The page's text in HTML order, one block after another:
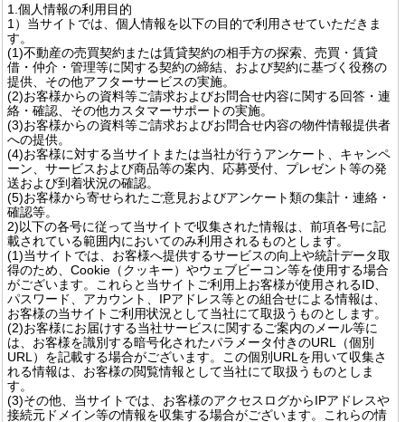
1.個人情報の利用目的
1）当サイトでは、個人情報を以下の目的で利用させていただきま
す。
(1)不動産の売買契約または賃貸契約の相手方の探索、売買・賃貸
借・仲介・管理等に関する契約の締結、および契約に基づく役務の
提供、その他アフターサービスの実施。
(2)お客様からの資料等ご請求およびお問合せ内容に関する回答・連
絡・確認、その他カスタマーサポートの実施。
(3)お客様からの資料等ご請求およびお問合せ内容の物件情報提供者
への提供。
(4)お客様に対する当サイトまたは当社が行うアンケート、キャンペ
ーン、サービスおよび商品等の案内、応募受付、プレゼント等の発
送および到着状況の確認。
(5)お客様から寄せられたご意見およびアンケート類の集計・連絡・
確認等。
2)以下の各号に従って当サイトで収集された情報は、前項各号に記
載されている範囲内においてのみ利用されるものとします。
(1)当サイトでは、お客様へ提供するサービスの向上や統計データ取
得のため、Cookie（クッキー）やウェブビーコン等を使用する場合
がございます。これらと当サイトご利用上お客様が使用されるID、
パスワード、アカウント、IPアドレス等との組合せによる情報は、
お客様の当サイトご利用状況として当社にて取扱うものとします。
(2)お客様にお届けする当社サービスに関するご案内のメール等に
は、お客様を識別する暗号化されたパラメータ付きのURL（個別
URL）を記載する場合がございます。この個別URLを用いて収集さ
れる情報は、お客様の閲覧情報として当社にて取扱うものとしま
す。
(3)その他、当サイトでは、お客様のアクセスログからIPアドレスや
接続元ドメイン等の情報を収集する場合がございます。これらの情